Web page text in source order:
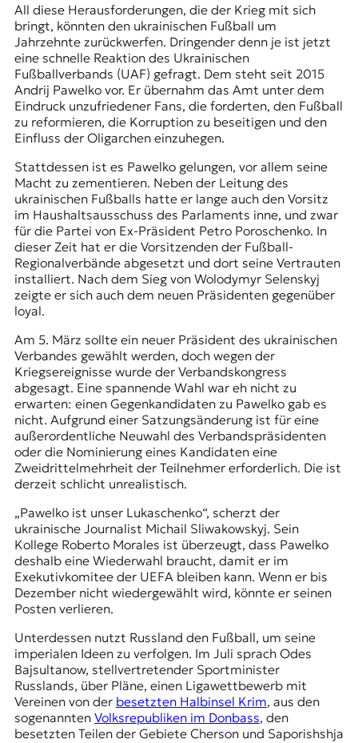
All diese Herausforderungen, die der Krieg mit sich
bringt, könnten den ukrainischen Fußball um
Jahrzehnte zurückwerfen. Dringender denn je ist jetzt
eine schnelle Reaktion des Ukrainischen
Fußballverbands (UAF) gefragt. Dem steht seit 2015
Andrij Pawelko vor. Er übernahm das Amt unter dem
Eindruck unzufriedener Fans, die forderten, den Fußball
zu reformieren, die Korruption zu beseitigen und den
Einfluss der Oligarchen einzuhegen.
Stattdessen ist es Pawelko gelungen, vor allem seine
Macht zu zementieren. Neben der Leitung des
ukrainischen Fußballs hatte er lange auch den Vorsitz
im Haushaltsausschuss des Parlaments inne, und zwar
für die Partei von Ex-Präsident Petro Poroschenko. In
dieser Zeit hat er die Vorsitzenden der Fußball-
Regionalverbände abgesetzt und dort seine Vertrauten
installiert. Nach dem Sieg von Wolodymyr Selenskyj
zeigte er sich auch dem neuen Präsidenten gegenüber
loyal.
Am 5. März sollte ein neuer Präsident des ukrainischen
Verbandes gewählt werden, doch wegen der
Kriegsereignisse wurde der Verbandskongress
abgesagt. Eine spannende Wahl war eh nicht zu
erwarten: einen Gegenkandidaten zu Pawelko gab es
nicht. Aufgrund einer Satzungsänderung ist für eine
außerordentliche Neuwahl des Verbandspräsidenten
oder die Nominierung eines Kandidaten eine
Zweidrittelmehrheit der Teilnehmer erforderlich. Die ist
derzeit schlicht unrealistisch.
„Pawelko ist unser Lukaschenko“, scherzt der
ukrainische Journalist Michail Sliwakowskyj. Sein
Kollege Roberto Morales ist überzeugt, dass Pawelko
deshalb eine Wiederwahl braucht, damit er im
Exekutivkomitee der UEFA bleiben kann. Wenn er bis
Dezember nicht wiedergewählt wird, könnte er seinen
Posten verlieren.
Unterdessen nutzt Russland den Fußball, um seine
imperialen Ideen zu verfolgen. Im Juli sprach Odes
Bajsultanow, stellvertretender Sportminister
Russlands, über Pläne, einen Ligawettbewerb mit
Vereinen von der besetzten Halbinsel Krim, aus den
sogenannten Volksrepubliken im Donbass, den
besetzten Teilen der Gebiete Cherson und Saporishshja